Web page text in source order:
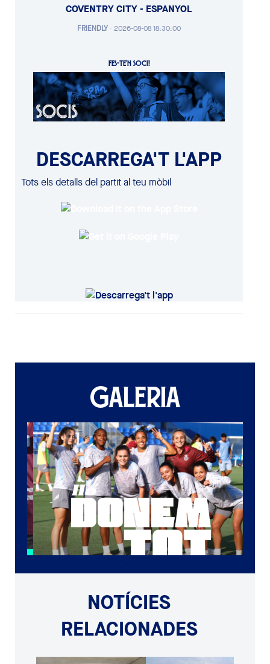
COVENTRY CITY - ESPANYOL
FRIENDLY· 2026-08-08 18:30:00
FES-TE'N SOCI!
DESCARREGA'T L'APP
Tots els detalls del partit al teu mòbil
GALERIA
NOTÍCIES
RELACIONADES